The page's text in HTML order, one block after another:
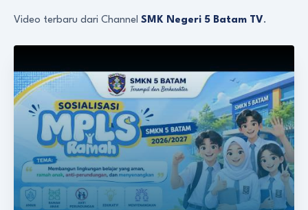
Video terbaru dari Channel SMK Negeri 5 Batam TV.